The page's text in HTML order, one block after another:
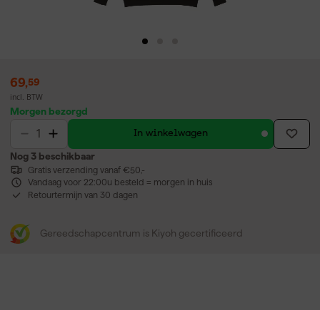
69,59
incl. BTW
Morgen bezorgd
In winkelwagen
Nog 3 beschikbaar
Gratis verzending vanaf €50,-
Vandaag voor 22:00u besteld = morgen in huis
Retourtermijn van 30 dagen
Gereedschapcentrum is Kiyoh gecertificeerd